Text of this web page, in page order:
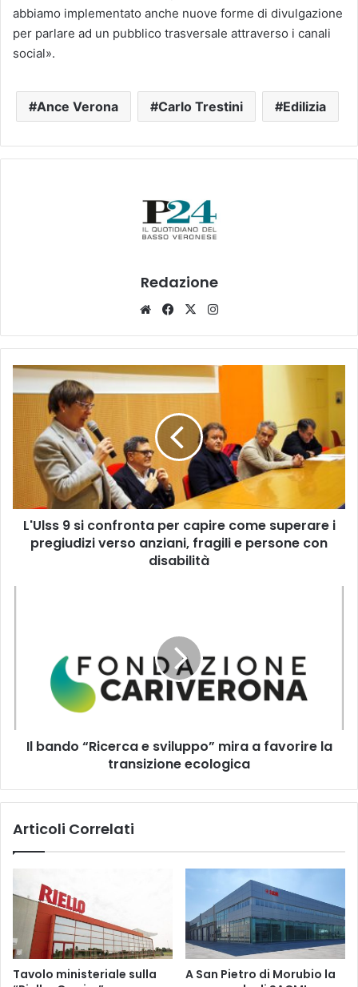
abbiamo implementato anche nuove forme di divulgazione
per parlare ad un pubblico trasversale attraverso i canali
social».
Ance Verona Carlo Trestini Edilizia
Redazione
WebsiteFacebook
X
L'Ulss
9
si
confronta
per
capire
come
superare
i
pregiudizi
verso
L'Ulss 9 si confronta per capire come superare i
pregiudizi verso anziani, fragili e persone con
disabilità
sviluppo”
la
transizione
Il bando “Ricerca e sviluppo” mira a favorire la
transizione ecologica
Articoli Correlati
Tavolo ministeriale sulla
A San Pietro di Morubio la